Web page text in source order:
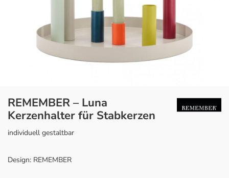
REMEMBER – Luna
Kerzenhalter für Stabkerzen
individuell gestaltbar
Design: REMEMBER